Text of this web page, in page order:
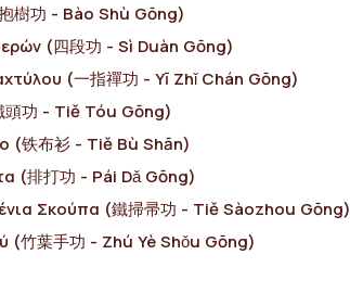
樹功 - Bào Shù Gōng)
(四段功 - Sì Duàn Gōng)
(一指禪功 - Yī Zhǐ Chán Gōng)
頭功 - Tiě Tóu Gōng)
(铁布衫 - Tiě Bù Shān)
(排打功 - Pái Dǎ Gōng)
Σκούπα (鐵掃帚功 - Tiě Sàozhou Gōng)
竹葉手功 - Zhú Yè Shǒu Gōng)